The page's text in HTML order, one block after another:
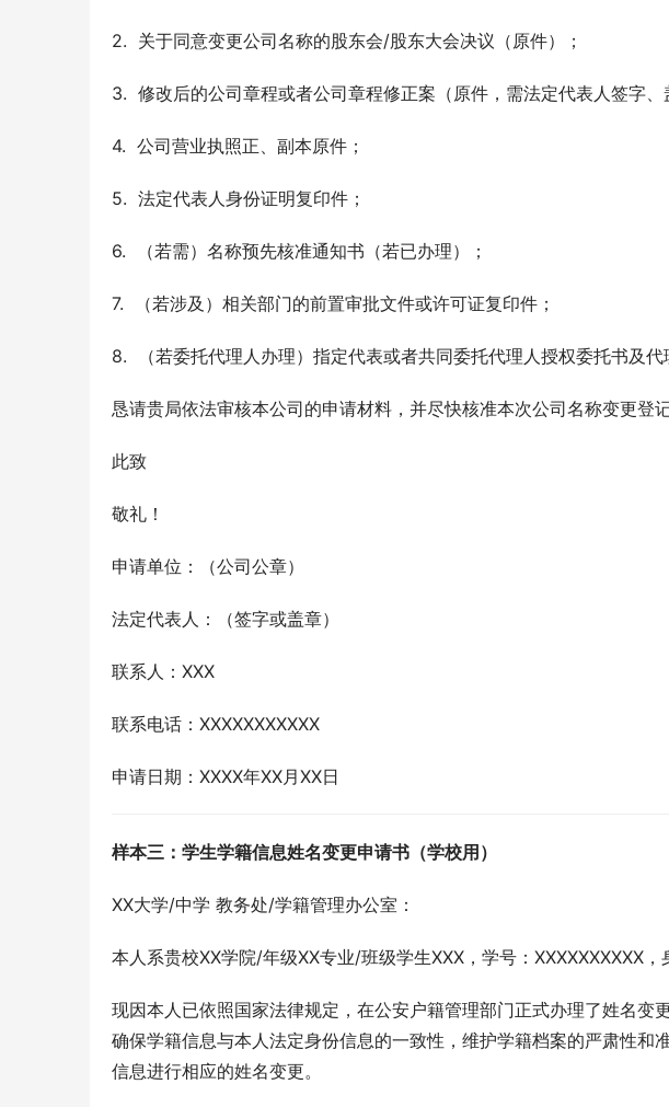
2.  关于同意变更公司名称的股东会/股东大会决议（原件）；
3.  修改后的公司章程或者公司章程修正案（原件，需法定代表人签字、
4.  公司营业执照正、副本原件；
5.  法定代表人身份证明复印件；
6.  （若需）名称预先核准通知书（若已办理）；
7.  （若涉及）相关部门的前置审批文件或许可证复印件；
8.  （若委托代理人办理）指定代表或者共同委托代理人授权委托书及代
恳请贵局依法审核本公司的申请材料，并尽快核准本次公司名称变更登记
此致
敬礼！
申请单位：（公司公章）
法定代表人：（签字或盖章）
联系人：XXX
联系电话：XXXXXXXXXXX
申请日期：XXXX年XX月XX日
样本三：学生学籍信息姓名变更申请书（学校用）
XX大学/中学 教务处/学籍管理办公室：
本人系贵校XX学院/年级XX专业/班级学生XXX，学号：XXXXXXXXXX，
现因本人已依照国家法律规定，在公安户籍管理部门正式办理了姓名变
确保学籍信息与本人法定身份信息的一致性，维护学籍档案的严肃性和
信息进行相应的姓名变更。